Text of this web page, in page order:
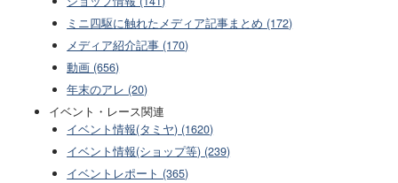
ミニ四駆に触れたメディア記事まとめ (172)
メディア紹介記事 (170)
動画 (656)
年末のアレ (20)
イベント・レース関連
イベント情報(タミヤ) (1620)
イベント情報(ショップ等) (239)
イベントレポート (365)